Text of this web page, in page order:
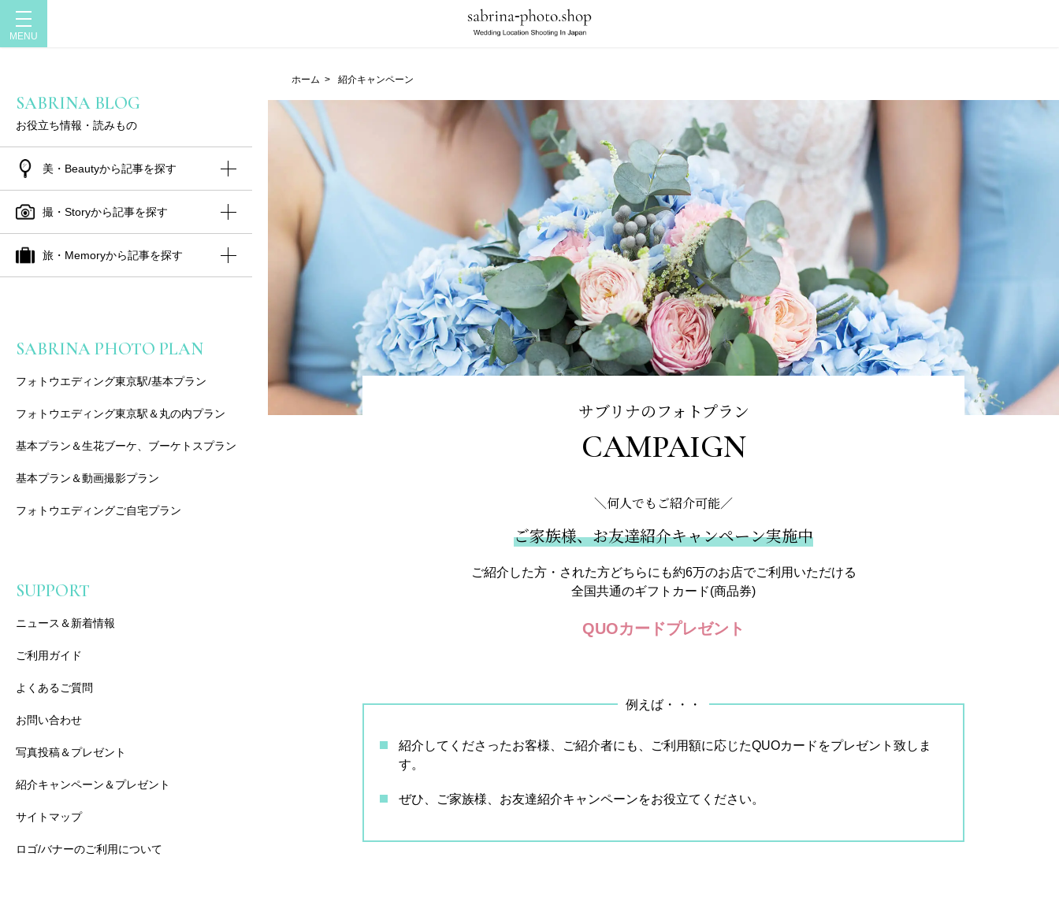
ホーム > 紹介キャンペーン
サブリナのフォトプラン
CAMPAIGN
＼何人でもご紹介可能／
ご家族様、お友達紹介キャンペーン実施中
ご紹介した方・された方どちらにも約6万のお店でご利用いただける
全国共通のギフトカード(商品券)
QUOカードプレゼント
例えば・・・
紹介してくださったお客様、ご紹介者にも、ご利用額に応じたQUOカードをプレゼント致しま
す。
ぜひ、ご家族様、お友達紹介キャンペーンをお役立てください。
SABRINA BLOG
お役立ち情報・読みもの
美・Beautyから記事を探す
撮・Storyから記事を探す
旅・Memoryから記事を探す
SABRINA PHOTO PLAN
フォトウエディング東京駅/基本プラン
フォトウエディング東京駅＆丸の内プラン
基本プラン＆生花ブーケ、ブーケトスプラン
基本プラン＆動画撮影プラン
フォトウエディングご自宅プラン
SUPPORT
ニュース＆新着情報
ご利用ガイド
よくあるご質問
お問い合わせ
写真投稿＆プレゼント
紹介キャンペーン＆プレゼント
サイトマップ
ロゴ/バナーのご利用について